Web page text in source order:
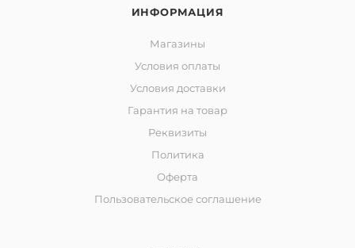
ИНФОРМАЦИЯ
Магазины
Условия оплаты
Условия доставки
Гарантия на товар
Реквизиты
Политика
Оферта
Пользовательское соглашение